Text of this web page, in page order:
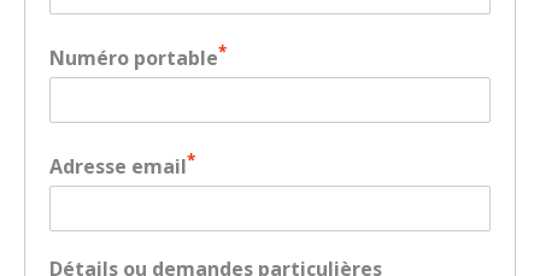
Numéro portable*
Adresse email*
Détails ou demandes particulières